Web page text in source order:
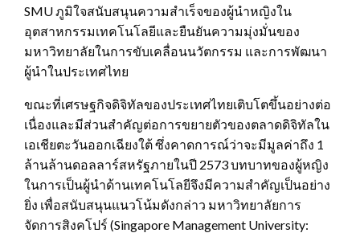
SMU ภูมิใจสนับสนุนความสำเร็จของผู้นำหญิงใน
อุตสาหกรรมเทคโนโลยีและยืนยันความมุ่งมั่นของ
มหาวิทยาลัยในการขับเคลื่อนนวัตกรรม และการพัฒนา
ผู้นำในประเทศไทย
ขณะที่เศรษฐกิจดิจิทัลของประเทศไทยเติบโตขึ้นอย่างต่อ
เนื่องและมีส่วนสำคัญต่อการขยายตัวของตลาดดิจิทัลใน
เอเชียตะวันออกเฉียงใต้ ซึ่งคาดการณ์ว่าจะมีมูลค่าถึง 1
ล้านล้านดอลลาร์สหรัฐภายในปี 2573 ‎บทบาทของผู้หญิง
ในการเป็นผู้นำด้านเทคโนโลยีจึงมีความสำคัญเป็นอย่าง
ยิ่ง เพื่อสนับสนุนแนวโน้มดังกล่าว มหาวิทยาลัยการ
จัดการสิงคโปร์ (Singapore Management University: